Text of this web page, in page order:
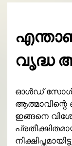
വൃദ്ധ
ഓൾഡ് സോൾ
ആത്മാവിന്റെ
ഇങ്ങനെ